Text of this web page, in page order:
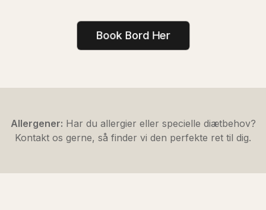
Book Bord Her
Allergener: Har du allergier eller specielle diætbehov?
Kontakt os gerne, så finder vi den perfekte ret til dig.